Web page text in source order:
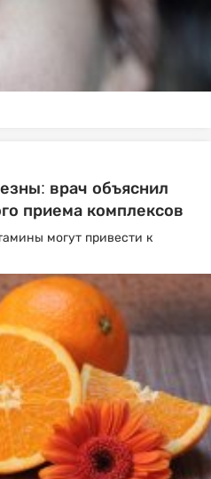
врач объяснил
приема комплексов
могут привести к